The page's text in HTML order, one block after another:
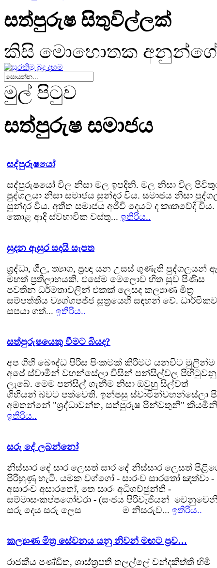
සත්පුරුෂ සිතුවිල්ලක්
කිසි මොහොතක
මුල් පිටුව
සත්පුරුෂ සමාජය
සද්පුරුෂයෝ
සද්පුරුෂයෝ විල නිසා මල ඉපදිනි. මල නිසා විල
පුද්ගලයා නිසා සමාජය සුන්දර විය. සමාජය නිසා
සුන්දර විය. අතීත සමාජය අජීවි දෙයට ද කෘතවේදි
කොළ ආදි ස්වභාවික වස්තු... ඉතිරිය..
සුදන ඇසුර සදයි සැපත
ශ්‍රද්ධා, ශීල, ත්‍යාග, ප්‍රඥා යන උසස් ගුණැති පුද්ගලයන්
මහත් ප්‍රතිලාභයකි. එසේම මෙලොව හිත සුව පිණිස
පවතින ධර්මතාවලින් එකක් ලෙසද කල්‍යාණ මිත්‍ර
සම්පත්තිය ව්‍යග්ගපජ්ජ සූත්‍රයෙහි සඳහන් වේ. ධාර්මිකව
සපයා ගත්... ඉතිරිය..
සත්පුරුෂයෙකු වීමට බියද?
අප ගිහි බෞද්ධ පිරිස පිංකමක් කිරීමට යනවිට මුලින්ම
අපේ ස්වාමීන් වහන්සේලා විසින් පන්සිල්වල පිහිටුවනු
ලැබේ. මෙම පන්සිල් ගැනීම නිසා ඔවුහු සිල්වත්
ගිහියන් බවට පත්වෙති. ඉන්පසු ස්වාමීන්වහන්සේලා
අමතන්නේ "ශ්‍රද්ධාවන්ත, සත්පුරුෂ පින්වතුනි"
ඉතිරිය..
සරු දේ ලබන්නෝ
නිස්සාර දේ සාර ලෙසත් සාර දේ නිස්සාර ලෙසත්
පිරිහුණු හැටි. යමක වග්ගෝ - සාරංච සාරතෝ ඤත්වා -
අසාරංච අසාරතෝ, තෙ සාරං අධිගච්ඡුන්ති -
සම්මාසංකප්පගෝචරා - (සංජය පිරිවැජියන්
සරු දෙය සරු ලෙස ම නිසරුව... ඉතිරිය..
කල්‍යාණ මිත්‍ර සේවනය යනු නිවන් මඟට ප්‍රව…
රාජකීය පණ්ඩිත, ශාස්ත්‍රපති තලල්ලේ චන්දකිත්ති හිමි